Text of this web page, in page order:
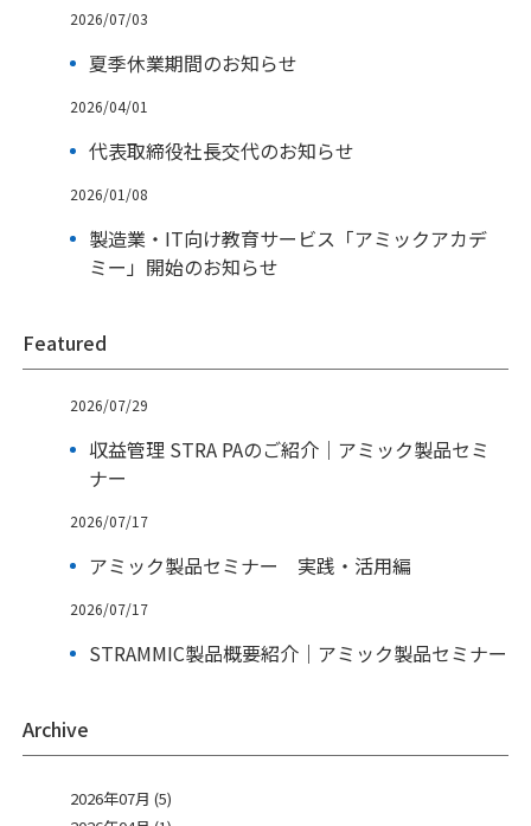
2026/07/03
夏季休業期間のお知らせ
2026/04/01
代表取締役社長交代のお知らせ
2026/01/08
製造業・IT向け教育サービス「アミックアカデ
ミー」開始のお知らせ
Featured
2026/07/29
収益管理 STRA PAのご紹介｜アミック製品セミ
ナー
2026/07/17
アミック製品セミナー 実践・活用編
2026/07/17
STRAMMIC製品概要紹介｜アミック製品セミナー
Archive
2026年07月 (5)